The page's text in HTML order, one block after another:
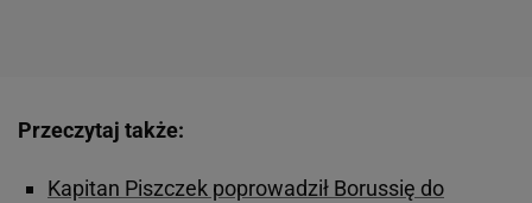
Przeczytaj także:
Kapitan Piszczek poprowadził Borussię do